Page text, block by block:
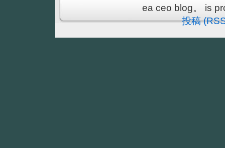
ea ceo blog。 is
投稿